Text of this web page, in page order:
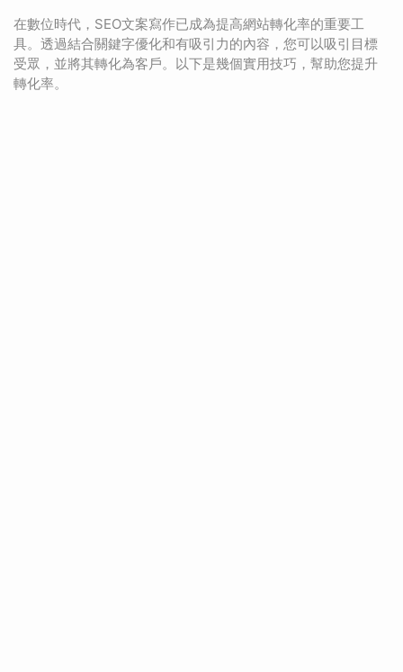
在數位時代，SEO文案寫作已成為提高網站轉化率的重要工
具。透過結合關鍵字優化和有吸引力的內容，您可以吸引目標
受眾，並將其轉化為客戶。以下是幾個實用技巧，幫助您提升
轉化率。